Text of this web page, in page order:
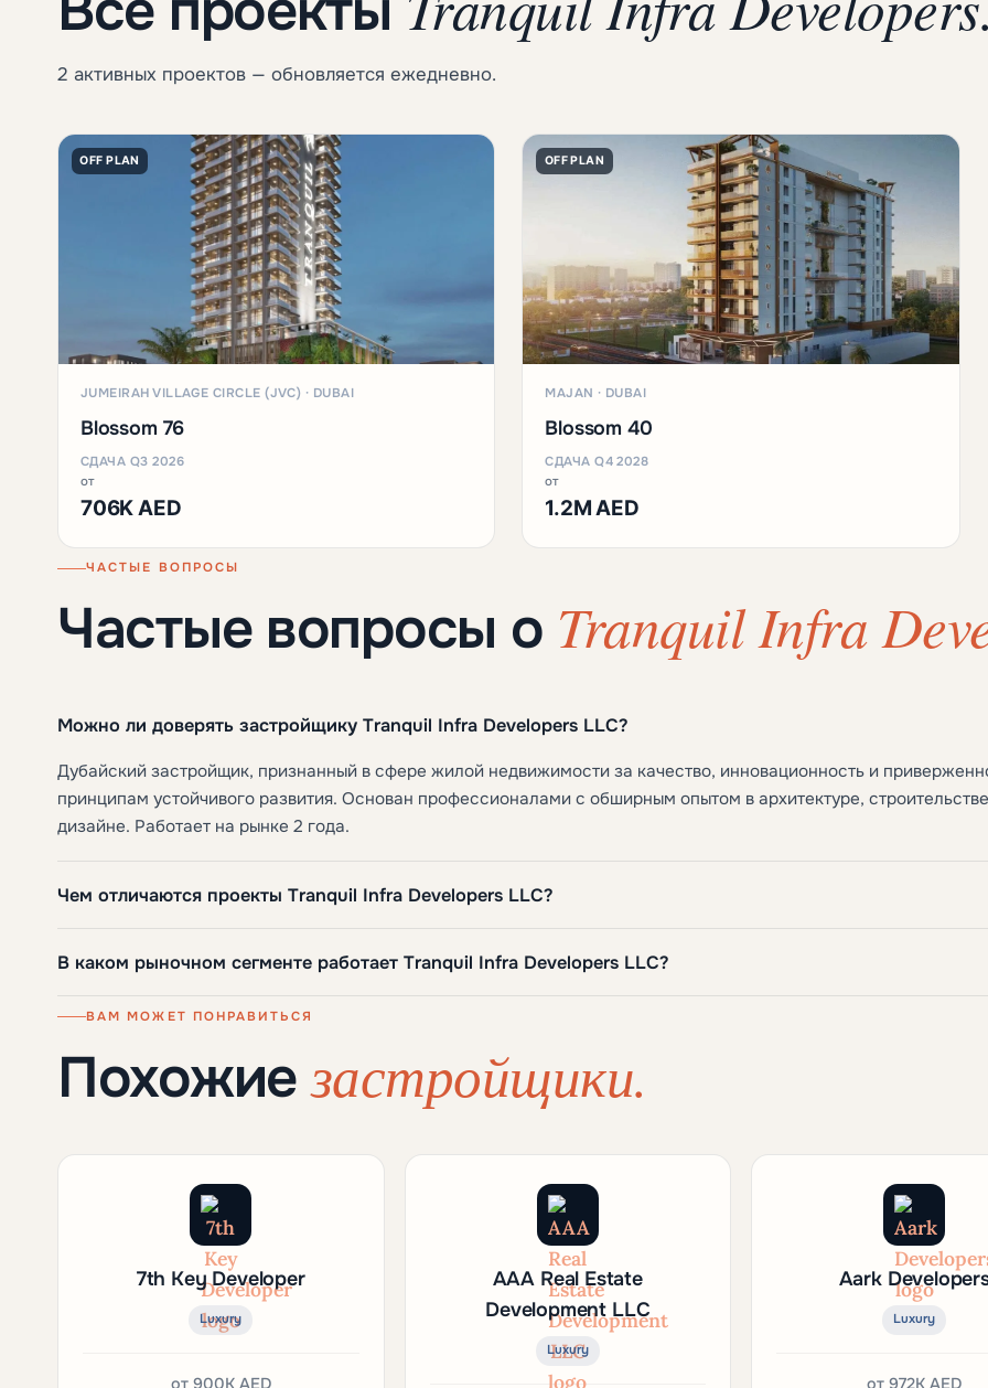
2 активных проектов — обновляется ежедневно.
OFF PLAN
JUMEIRAH VILLAGE CIRCLE (JVC) · DUBAI
Blossom 76
СДАЧА Q3 2026
от
706K AED
OFF PLAN
MAJAN · DUBAI
Blossom 40
СДАЧА Q4 2028
от
1.2M AED
ЧАСТЫЕ ВОПРОСЫ
Частые вопросы о Tranquil Infra
Можно ли доверять застройщику Tranquil Infra Developers LLC?
Дубайский застройщик, признанный в сфере жилой недвижимости за качество, инновационность и
принципам устойчивого развития. Основан профессионалами с обширным опытом в архитектуре,
дизайне. Работает на рынке 2 года.
Чем отличаются проекты Tranquil Infra Developers LLC?
В каком рыночном сегменте работает Tranquil Infra Developers LLC?
ВАМ МОЖЕТ ПОНРАВИТЬСЯ
Похожиезастройщики.
7th Key Developer
Luxury
от 900K AED
AAA Real Estate
Development LLC
Luxury
Aark
Luxury
от972K AED